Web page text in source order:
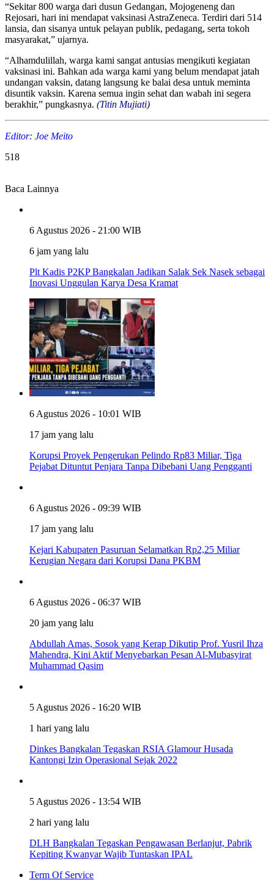
“Sekitar 800 warga dari dusun Gedangan, Mojogeneng dan
Rejosari, hari ini mendapat vaksinasi AstraZeneca. Terdiri dari 514
lansia, dan sisanya untuk pelayan publik, pedagang, serta tokoh
masyarakat,” ujarnya.
“Alhamdulillah, warga kami sangat antusias mengikuti kegiatan
vaksinasi ini. Bahkan ada warga kami yang belum mendapat jatah
undangan vaksin, datang langsung ke balai desa untuk meminta
disuntik vaksin. Karena semua ingin sehat dan wabah ini segera
berakhir,” pungkasnya. (Titin Mujiati)
Editor: Joe Meito
518
Baca Lainnya
6 Agustus 2026 - 21:00 WIB
6 jam yang lalu
Plt Kadis P2KP Bangkalan Jadikan Salak Sek Nasek sebagai
Inovasi Unggulan Karya Desa Kramat
6 Agustus 2026 - 10:01 WIB
17 jam yang lalu
Korupsi Proyek Pengerukan Pelindo Rp83 Miliar, Tiga
Pejabat Dituntut Penjara Tanpa Dibebani Uang Pengganti
6 Agustus 2026 - 09:39 WIB
17 jam yang lalu
Kejari Kabupaten Pasuruan Selamatkan Rp2,25 Miliar
Kerugian Negara dari Korupsi Dana PKBM
6 Agustus 2026 - 06:37 WIB
20 jam yang lalu
Abdullah Amas, Sosok yang Kerap Dikutip Prof. Yusril Ihza
Mahendra, Kini Aktif Menyebarkan Pesan Al-Mubasyirat
Muhammad Qasim
5 Agustus 2026 - 16:20 WIB
1 hari yang lalu
Dinkes Bangkalan Tegaskan RSIA Glamour Husada
Kantongi Izin Operasional Sejak 2022
5 Agustus 2026 - 13:54 WIB
2 hari yang lalu
DLH Bangkalan Tegaskan Pengawasan Berlanjut, Pabrik
Kepiting Kwanyar Wajib Tuntaskan IPAL
Term Of Service